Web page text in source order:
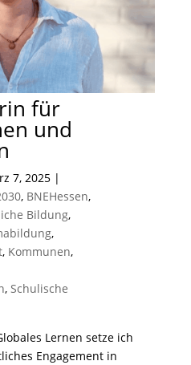
für
und
7, 2025|
, BNEHessen,
Bildung,
,
, Kommunen,
, Schulische
Lernen setze ich
Engagement in